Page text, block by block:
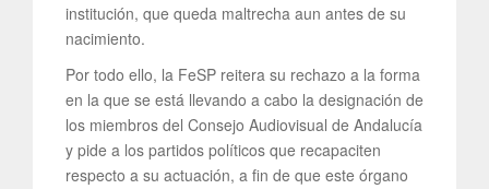
institución, que queda maltrecha aun antes de su
nacimiento.
Por todo ello, la FeSP reitera su rechazo a la forma
en la que se está llevando a cabo la designación de
los miembros del Consejo Audiovisual de Andalucía
y pide a los partidos políticos que recapaciten
respecto a su actuación, a fin de que este órgano